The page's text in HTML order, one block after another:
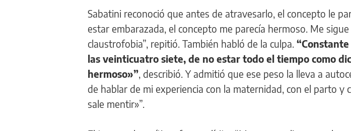
Sabatini reconoció que antes de atravesarlo, el concepto le
estar embarazada, el concepto me parecía hermoso. Me
claustrofobia”, repitió. También habló de la culpa.
las veinticuatro siete, de no estar todo el tiempo como
hermoso»”, describió. Y admitió que ese peso la lleva a
de hablar de mi experiencia con la maternidad, con el parto y
sale mentir»”.